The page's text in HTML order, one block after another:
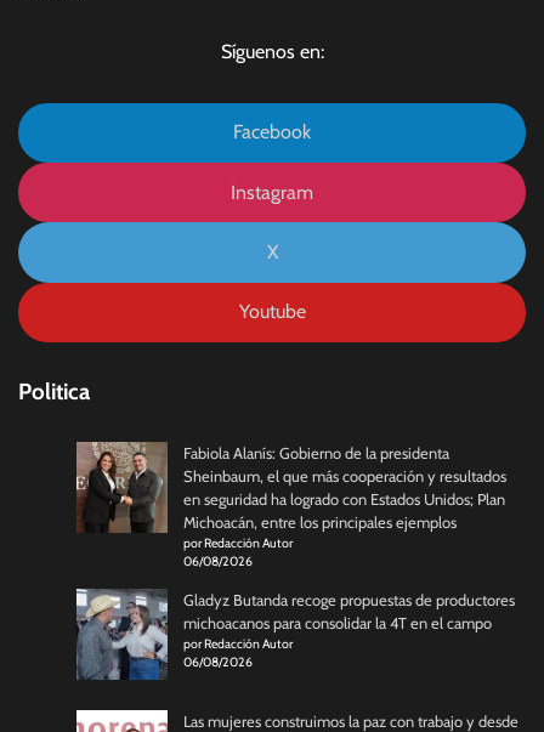
Síguenos en:
Facebook
Instagram
X
Youtube
Politica
Fabiola Alanís: Gobierno de la presidenta
Sheinbaum, el que más cooperación y resultados
en seguridad ha logrado con Estados Unidos; Plan
Michoacán, entre los principales ejemplos
por Redacción Autor
06/08/2026
Gladyz Butanda recoge propuestas de productores
michoacanos para consolidar la 4T en el campo
por Redacción Autor
06/08/2026
Las mujeres construimos la paz con trabajo y desde